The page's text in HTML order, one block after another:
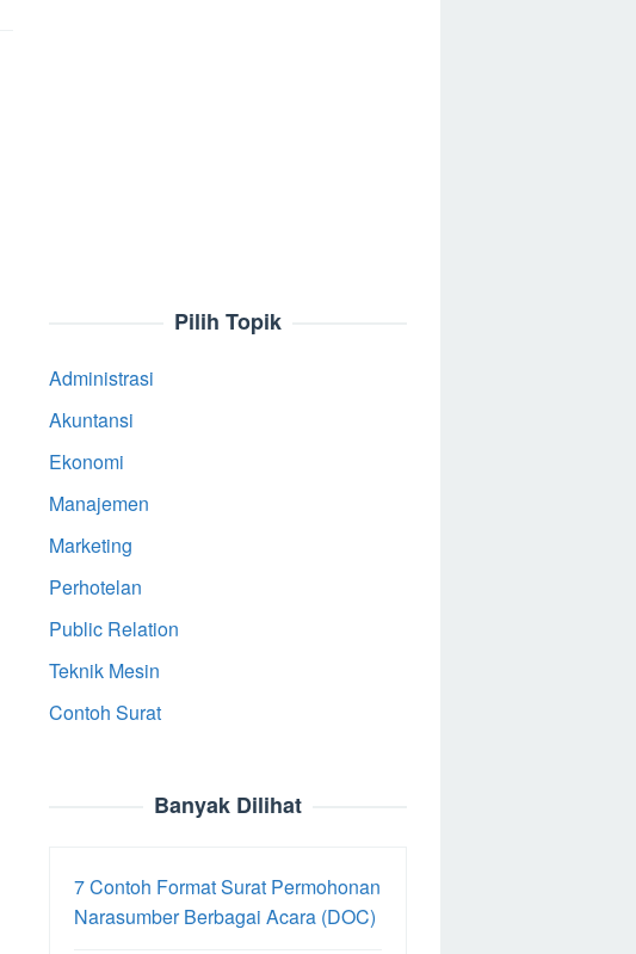
Pilih Topik
Administrasi
Akuntansi
Ekonomi
Manajemen
Marketing
Perhotelan
Public Relation
Teknik Mesin
Contoh Surat
Banyak Dilihat
7 Contoh Format Surat Permohonan
Narasumber Berbagai Acara (DOC)